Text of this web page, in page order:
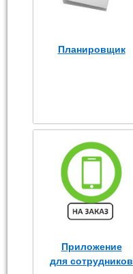
Планировщик
Приложение
для сотрудников